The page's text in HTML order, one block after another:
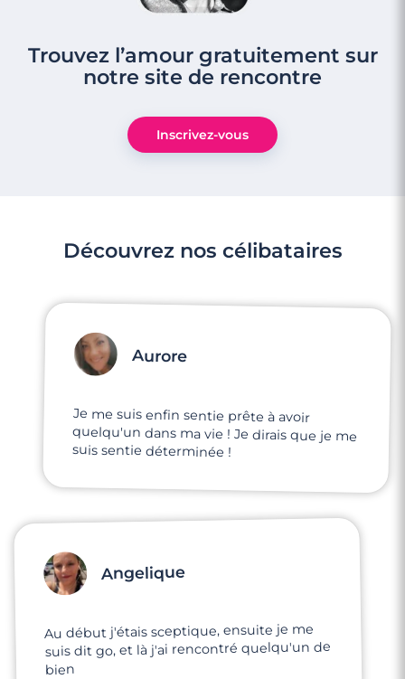
Trouvez l’amour gratuitement sur
notre site de rencontre
Inscrivez-vous
Découvrez nos célibataires
Aurore
Je me suis enfin sentie prête à avoir
quelqu'un dans ma vie ! Je dirais que je me
suis sentie déterminée !
Angelique
Au début j'étais sceptique, ensuite je me
suis dit go, et là j'ai rencontré quelqu'un de
bien